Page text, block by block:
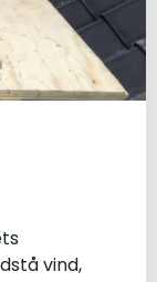
vind,